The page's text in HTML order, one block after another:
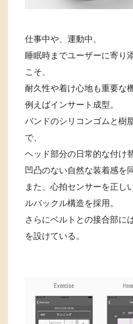
仕事中や、運動中、
睡眠時までユーザーに寄
こそ、
耐久性や着け心地も重要な
例えばインサート成型。
バンドのシリコンゴムと樹
で、
ヘッド部分の日常的な付け
凹凸のない自然な装着感を
また、心拍センサーを正し
ルバックル構造を採用。
さらにベルトとの接合部に
を設けている。